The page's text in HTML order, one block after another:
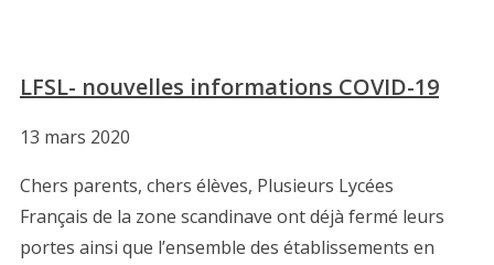
LFSL- nouvelles informations COVID-19
13 mars 2020
Chers parents, chers élèves, Plusieurs Lycées
Français de la zone scandinave ont déjà fermé leurs
portes ainsi que l’ensemble des établissements en